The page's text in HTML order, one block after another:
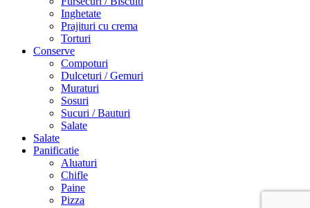
Inghetate
Prajituri cu crema
Torturi
Conserve
Compoturi
Dulceturi / Gemuri
Muraturi
Sosuri
Sucuri / Bauturi
Salate
Salate
Panificatie
Aluaturi
Chifle
Paine
Pizza